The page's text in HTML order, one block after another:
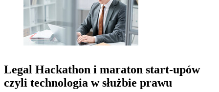
Legal Hackathon i maraton start-upów
czyli technologia w służbie prawu